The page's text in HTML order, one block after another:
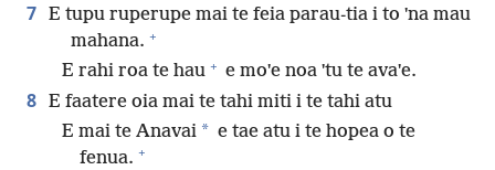
7 E tupu ruperupe mai te feia parau-tia i to ˈna mau
mahana. +
E rahi roa te hau + e moˈe noa ˈtu te avaˈe.
8 E faatere oia mai te tahi miti i te tahi atu
E mai te Anavai * e tae atu i te hopea o te
fenua. +